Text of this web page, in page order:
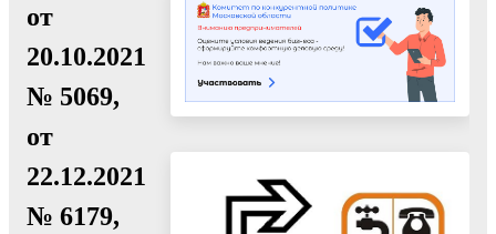
от
20.10.2021
№ 5069,
от
22.12.2021
№ 6179,